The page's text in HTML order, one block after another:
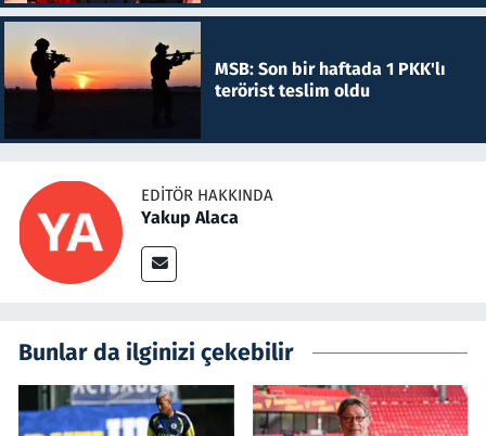
MSB: Son bir haftada 1 PKK'lı
terörist teslim oldu
EDITÖR HAKKINDA
Yakup Alaca
Bunlar da ilginizi çekebilir